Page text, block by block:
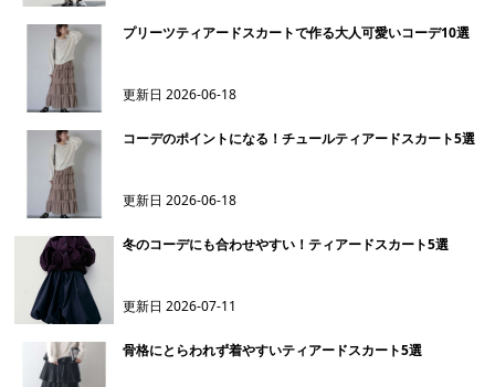
プリーツティアードスカートで作る大人可愛いコーデ10選
更新日2026-06-18
コーデのポイントになる！チュールティアードスカート5選
更新日2026-06-18
冬のコーデにも合わせやすい！ティアードスカート5選
更新日2026-07-11
骨格にとらわれず着やすいティアードスカート5選